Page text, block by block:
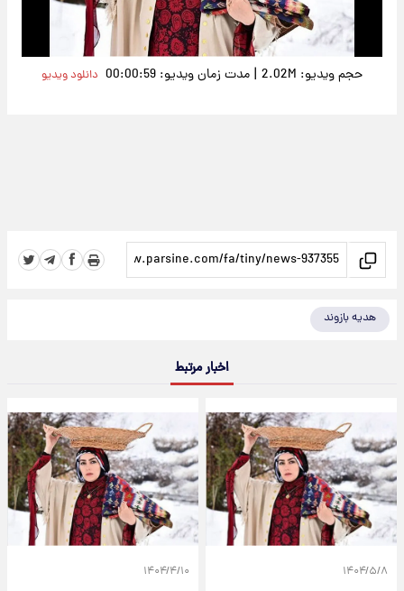
Video
حجم ویدیو: 2.02M | مدت زمان ویدیو: 00:00:59 دانلود ویدیو
هدیه بازوند
اخبار مرتبط
۱۴۰۴/۵/۸ ۱۴۰۴/۴/۱۰